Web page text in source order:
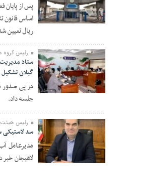
۲۶ شهریور ۱۴۰۴
پس از پایان
ریال تعیین
۲۲ شهریور ۱۴۰۴
رئیس گروه
ستاد
گیلان
در پی صدور
جلسه داد.
۱۲ شهریور ۱۴۰۴
رئیس هیئت
سد لاستیکی
مدیرعامل
لاهیجان خبر